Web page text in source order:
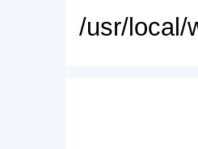
/usr/local/